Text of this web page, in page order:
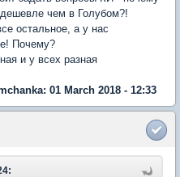
чем в Голубом?!
остальное, а у нас
остальное! Почему?
и у всех разная
01 March 2018 - 12:33